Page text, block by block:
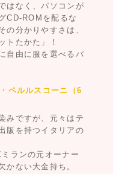
はなく、パソコンが
CD-ROMを配るな
の分かりやすさは、
トたかた」！
自由に服を選べるバ
ベルルスコーニ（6
みですが、元々はテ
版を持つイタリアの
ランの元オーナー
かない大金持ち。